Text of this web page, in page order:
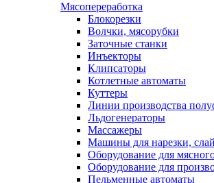
Мясопереработка
Блокорезки
Волчки, мясорубки
Заточные станки
Инъекторы
Клипсаторы
Котлетные автоматы
Куттеры
Линии производства
Льдогенераторы
Массажеры
Машины для нарезки,
Оборудование для
Оборудование для
Пельменные автоматы